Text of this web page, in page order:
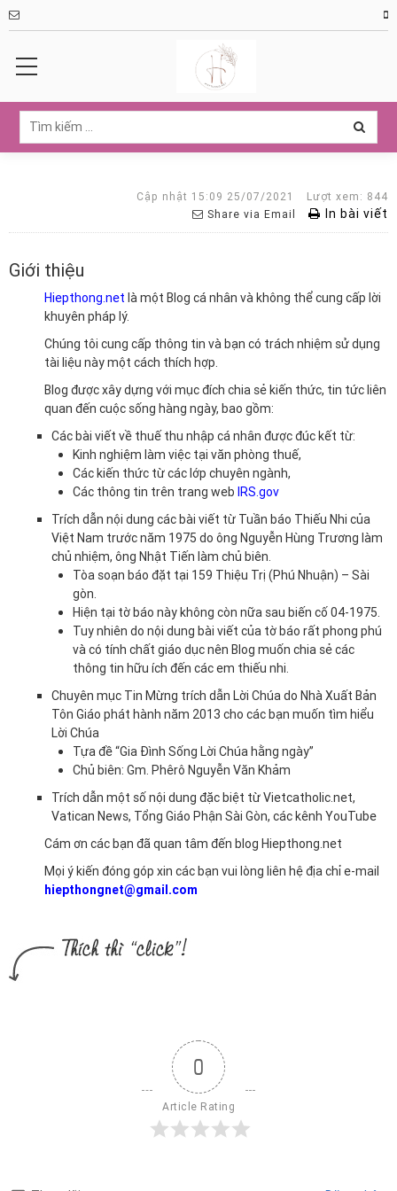
Cập nhật 15:09 25/07/2021
Lượt xem: 844
Share via Email
In bài viết
Giới thiệu
Hiepthong.net là một Blog cá nhân và không thể cung cấp lời
khuyên pháp lý.
Chúng tôi cung cấp thông tin và bạn có trách nhiệm sử dụng
tài liệu này một cách thích hợp.
Blog được xây dựng với mục đích chia sẻ kiến thức, tin tức liên
quan đến cuộc sống hàng ngày, bao gồm:
Các bài viết về thuế thu nhập cá nhân được đúc kết từ:
Kinh nghiệm làm việc tại văn phòng thuế,
Các kiến thức từ các lớp chuyên ngành,
Các thông tin trên trang web IRS.gov
Trích dẫn nội dung các bài viết từ Tuần báo Thiếu Nhi của
Việt Nam trước năm 1975 do ông Nguyễn Hùng Trương làm
chủ nhiệm, ông Nhật Tiến làm chủ biên.
Tòa soạn báo đặt tại 159 Thiệu Trị (Phú Nhuận) – Sài
gòn.
Hiện tại tờ báo này không còn nữa sau biến cố 04-1975.
Tuy nhiên do nội dung bài viết của tờ báo rất phong phú
và có tính chất giáo dục nên Blog muốn chia sẻ các
thông tin hữu ích đến các em thiếu nhi.
Chuyên mục Tin Mừng trích dẫn Lời Chúa do Nhà Xuất Bản
Tôn Giáo phát hành năm 2013 cho các bạn muốn tìm hiểu
Lời Chúa
Tựa đề “Gia Đình Sống Lời Chúa hằng ngày”
Chủ biên: Gm. Phêrô Nguyễn Văn Khảm
Trích dẫn một số nội dung đặc biệt từ Vietcatholic.net,
Vatican News, Tổng Giáo Phận Sài Gòn, các kênh YouTube
Cám ơn các bạn đã quan tâm đến blog Hiepthong.net
Mọi ý kiến đóng góp xin các bạn vui lòng liên hệ địa chỉ e-mail
hiepthongnet@gmail.com
0
Article Rating